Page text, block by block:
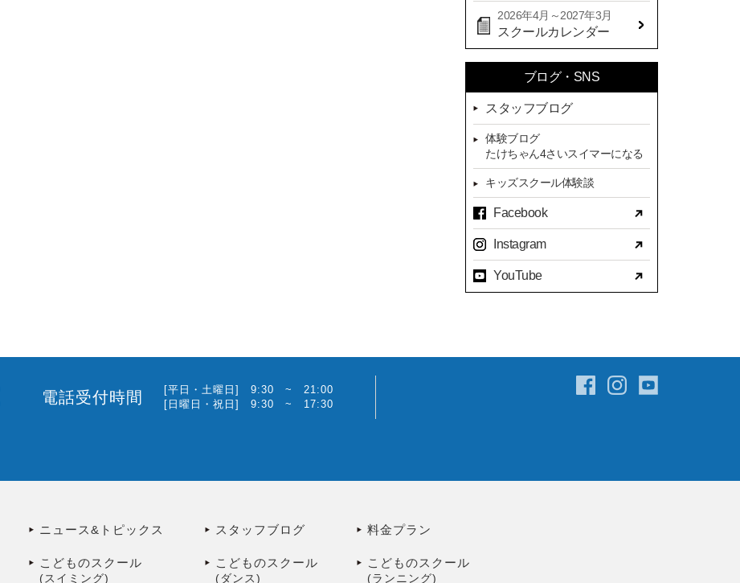
2024年03月(16)
2024年02月(7)
2024年01月(8)
2023年12月(14)
2023年11月(13)
2023年10月(9)
2023年09月(10)
2023年08月(9)
2023年07月(17)
2023年06月(9)
2023年05月(11)
2023年02月(8)
2026年4月～2027年3月
スクールカレンダー
ブログ・SNS
スタッフブログ
体験ブログ
たけちゃん4さいスイマーになる
キッズスクール体験談
Facebook
Instagram
YouTube
電話受付時間
[平日・土曜日] 9:30 ~ 21:00
[日曜日・祝日] 9:30 ~ 17:30
ニュース&トピックス スタッフブログ 料金プラン
こどものスクール
(スイミング)
こどものスクール
(ダンス)
こどものスクール
(ランニング)